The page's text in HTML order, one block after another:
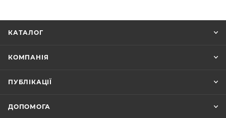
КАТАЛОГ
КОМПАНІЯ
ПУБЛІКАЦІЇ
ДОПОМОГА